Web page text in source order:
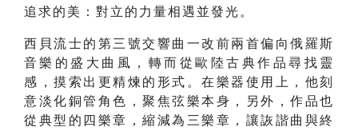
追求的美：對立的力量相遇並發光。
西貝流士的第三號交響曲一改前兩首偏向俄羅斯
音樂的盛大曲風，轉而從歐陸古典作品尋找靈
感，摸索出更精煉的形式。在樂器使用上，他刻
意淡化銅管角色，聚焦弦樂本身，另外，作品也
從典型的四樂章，縮減為三樂章，讓詼諧曲與終